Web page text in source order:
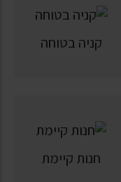
קניה בטוחה
חנות קיימת